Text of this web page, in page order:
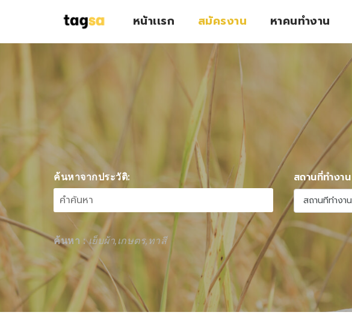
หน้าเเรก สมัครงาน หาคนทำงาน
ค้นหาจากประวัติ: สถานที่ทำงาน
สถานที่ทำงาน
ค้นหา : เย็บผ้า,เกษตร,ทาสี